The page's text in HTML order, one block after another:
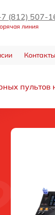
(812) 507-
линия
Контакты
пультов